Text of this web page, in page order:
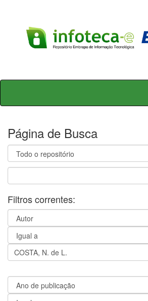
Skip
Página de Busca
Filtros correntes: